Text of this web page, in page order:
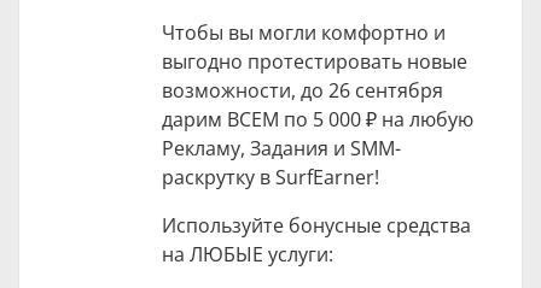
Чтобы вы могли комфортно и
выгодно протестировать новые
возможности, до 26 сентября
дарим ВСЕМ по 5 000 ₽ на любую
Рекламу, Задания и SMM-
раскрутку в SurfEarner!
Используйте бонусные средства
на ЛЮБЫЕ услуги: